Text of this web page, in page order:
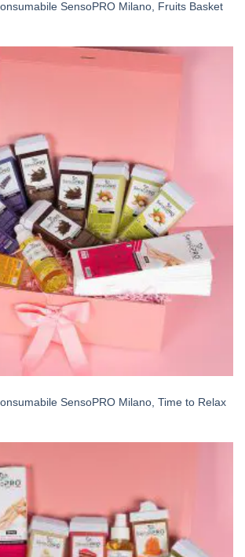
SensoPRO Milano, Fruits Basket
SensoPRO Milano, Time to Relax